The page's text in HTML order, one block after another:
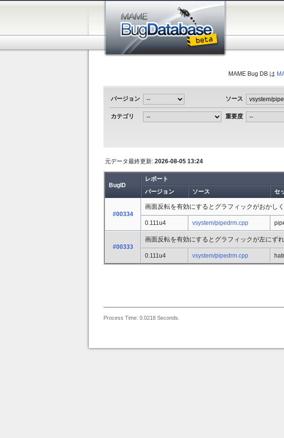
MAME Bug DB は
バージョン ソース
カテゴリ 重要度
元データ最終更新: 2026-08-05 13:24
BugID
レポート
バージョン
ソース セ
#00334
画面反転を有効にするとグラフィックがおかしく
0.111u4 vsystem/pipedrm.cpp
#00333
画面反転を有効にするとグラフィックが左にずれ
0.111u4 vsystem/pipedrm.cpp
Process Time: 0.0218 Seconds.